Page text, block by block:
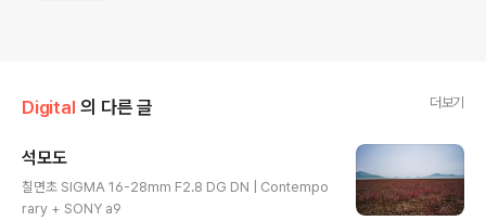
Digital 의 다른 글 더보기
석모도
칠면초 SIGMA 16-28mm F2.8 DG DN | Contempo
rary + SONY a9